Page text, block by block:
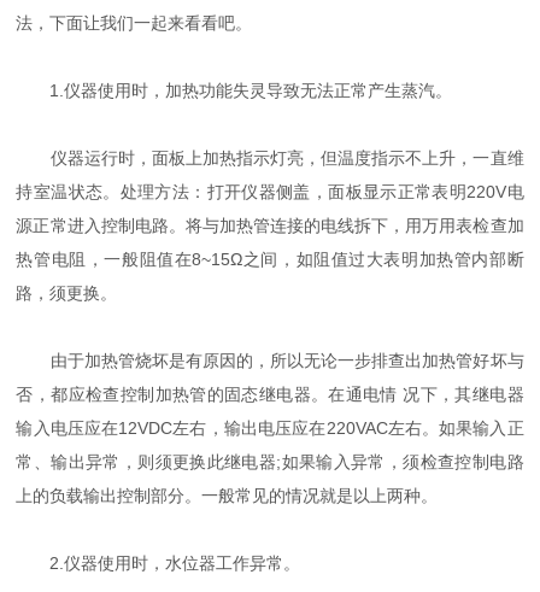
法，下面让我们一起来看看吧。
1.仪器使用时，加热功能失灵导致无法正常产生蒸汽。
仪器运行时，面板上加热指示灯亮，但温度指示不上升，一直维
持室温状态。处理方法：打开仪器侧盖，面板显示正常表明220V电
源正常进入控制电路。将与加热管连接的电线拆下，用万用表检查加
热管电阻，一般阻值在8~15Ω之间，如阻值过大表明加热管内部断
路，须更换。
由于加热管烧坏是有原因的，所以无论一步排查出加热管好坏与
否，都应检查控制加热管的固态继电器。在通电情 况下，其继电器
输入电压应在12VDC左右，输出电压应在220VAC左右。如果输入正
常、输出异常，则须更换此继电器;如果输入异常，须检查控制电路
上的负载输出控制部分。一般常见的情况就是以上两种。
2.仪器使用时，水位器工作异常。